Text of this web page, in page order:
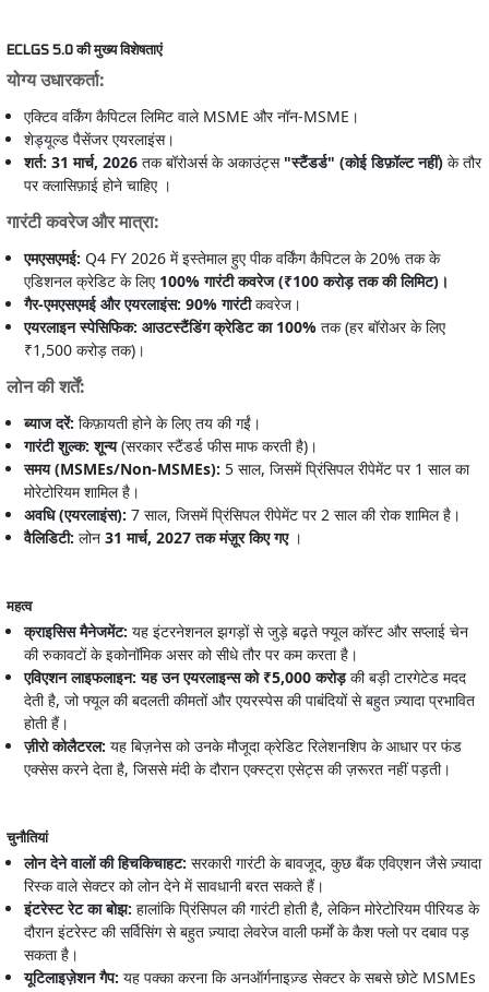
ECLGS 5.0 की मुख्य विशेषताएं
योग्य उधारकर्ता:
एक्टिव वर्किंग कैपिटल लिमिट वाले MSME और नॉन-MSME।
शेड्यूल्ड पैसेंजर एयरलाइंस।
शर्त: 31 मार्च, 2026 तक बॉरोअर्स के अकाउंट्स "स्टैंडर्ड" (कोई डिफ़ॉल्ट नहीं) के तौर
पर क्लासिफ़ाई होने चाहिए ।
गारंटी कवरेज और मात्रा:
एमएसएमई: Q4 FY 2026 में इस्तेमाल हुए पीक वर्किंग कैपिटल के 20% तक के
एडिशनल क्रेडिट के लिए 100% गारंटी कवरेज (₹100 करोड़ तक की लिमिट)।
गैर-एमएसएमई और एयरलाइंस: 90% गारंटीकवरेज।
एयरलाइन स्पेसिफिक: आउटस्टैंडिंग क्रेडिट का 100% तक (हर बॉरोअर के लिए
₹1,500 करोड़ तक)।
लोन की शर्तें:
ब्याज दरें: किफ़ायती होने के लिए तय की गईं।
गारंटी शुल्क: शून्य(सरकार स्टैंडर्ड फीस माफ करती है)।
समय (MSMEs/Non-MSMEs): 5 साल, जिसमें प्रिंसिपल रीपेमेंट पर 1 साल का
मोरेटोरियम शामिल है।
अवधि (एयरलाइंस): 7 साल, जिसमें प्रिंसिपल रीपेमेंट पर 2 साल की रोक शामिल है।
वैलिडिटी: लोन 31 मार्च, 2027 तक मंज़ूर किए गए ।
महत्व
क्राइसिस मैनेजमेंट: यह इंटरनेशनल झगड़ों से जुड़े बढ़ते फ्यूल कॉस्ट और सप्लाई चेन
की रुकावटों के इकोनॉमिक असर को सीधे तौर पर कम करता है।
एविएशन लाइफलाइन: यह उन एयरलाइन्स को ₹5,000 करोड़की बड़ी टारगेटेड मदद
देती है, जो फ्यूल की बदलती कीमतों और एयरस्पेस की पाबंदियों से बहुत ज़्यादा प्रभावित
होती हैं।
ज़ीरो कोलैटरल: यह बिज़नेस को उनके मौजूदा क्रेडिट रिलेशनशिप के आधार पर फंड
एक्सेस करने देता है, जिससे मंदी के दौरान एक्स्ट्रा एसेट्स की ज़रूरत नहीं पड़ती।
चुनौतियां
लोन देने वालों की हिचकिचाहट: सरकारी गारंटी के बावजूद, कुछ बैंक एविएशन जैसे ज़्यादा
रिस्क वाले सेक्टर को लोन देने में सावधानी बरत सकते हैं।
इंटरेस्ट रेट का बोझ: हालांकि प्रिंसिपल की गारंटी होती है, लेकिन मोरेटोरियम पीरियड के
दौरान इंटरेस्ट की सर्विसिंग से बहुत ज़्यादा लेवरेज वाली फर्मों के कैश फ्लो पर दबाव पड़
सकता है।
यूटिलाइज़ेशन गैप: यह पक्का करना कि अनऑर्गनाइज़्ड सेक्टर के सबसे छोटे MSMEs